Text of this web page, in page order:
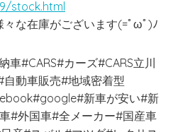
stock.html
な在庫がございます(=ﾟωﾟ)ﾉ
車#CARS#カーズ#CARS立川
動車販売#地域密着型
新車が安い#新
#外国車#全メーカー#国産車